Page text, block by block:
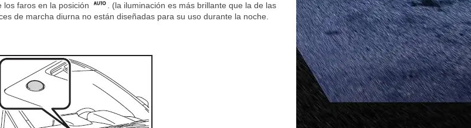
faros en la posición
. (la iluminación es más brillante que la de las
de marcha diurna no están diseñadas para su uso durante la noche.